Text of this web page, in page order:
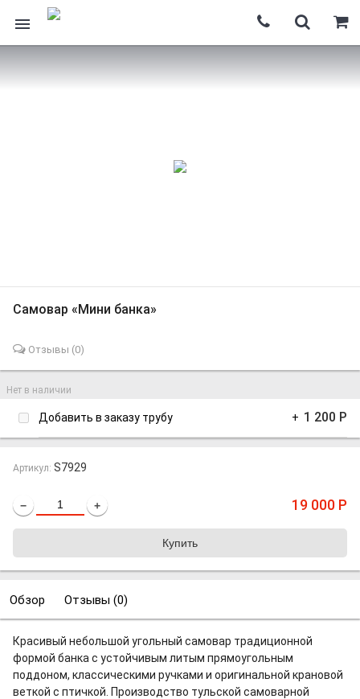
Самовар «Мини банка»
Отзывы (0)
Нет в наличии
Добавить в заказу трубу + 1 200 Р
Артикул: S7929
− + 19 000 Р
Обзор Отзывы (0)
Красивый небольшой угольный самовар традиционной
формой банка с устойчивым литым прямоугольным
поддоном, классическими ручками и оригинальной крановой
веткой с птичкой. Производство тульской самоварной